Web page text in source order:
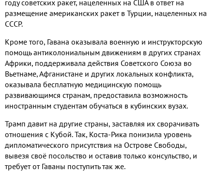
году советских ракет, нацеленных на США в ответ на
размещение американских ракет в Турции, нацеленных на
СССР.
Кроме того, Гавана оказывала военную и инструкторскую
помощь антиколониальным движениям в других странах
Африки, поддерживала действия Советского Союза во
Вьетнаме,Афганистане и других локальных конфликта,
оказывала бесплатную медицинскую помощь
развивающимся странам, предоставила возможность
иностранным студентам обучаться в кубинских вузах.
Трамп давит на другие страны, заставляя их сворачивать
отношения с Кубой.Так, Коста-Рика понизила уровень
дипломатического присутствия на Острове Свободы,
вывезя своё посольство и оставив только консульство, и
требует от Гаваны поступить так же.